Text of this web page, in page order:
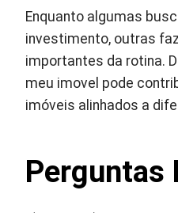
Enquanto algumas
investimento, outras
importantes da rotina.
meu imovel pode
imóveis alinhados a
Perguntas